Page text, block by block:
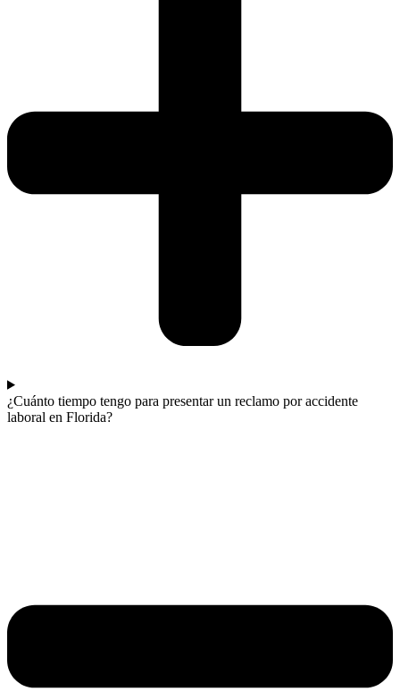
¿Cuánto tiempo tengo para presentar un reclamo por accidente
laboral en Florida?